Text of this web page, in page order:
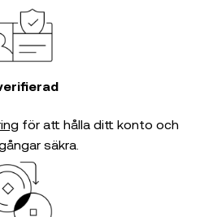
för att hålla ditt konto och
säkra.